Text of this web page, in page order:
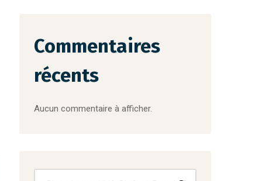
Commentaires
récents
Aucun commentaire à afficher.